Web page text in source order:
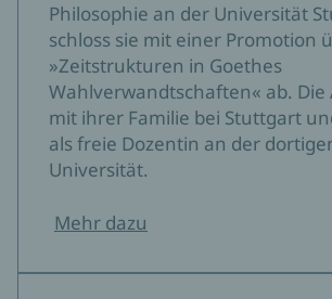
Philosophie an der Universität
schloss sie mit einer Promotion
»Zeitstrukturen in Goethes
Wahlverwandtschaften« ab.
mit ihrer Familie bei Stuttgart
als freie Dozentin an der
Universität.
Mehr dazu